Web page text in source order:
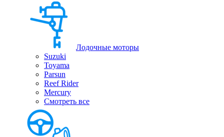
Лодочные моторы
Suzuki
Toyama
Parsun
Reef Rider
Mercury
Смотреть все